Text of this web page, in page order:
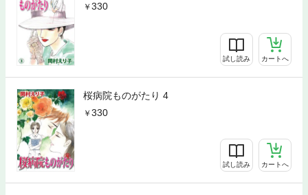
330
試し読み カートへ
桜病院ものがたり 4
330
試し読み カートへ